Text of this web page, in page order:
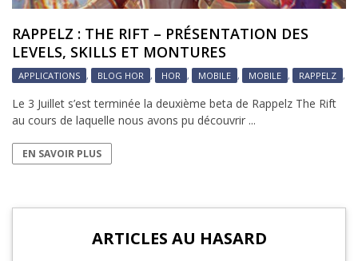
RAPPELZ : THE RIFT – PRÉSENTATION DES
LEVELS, SKILLS ET MONTURES
APPLICATIONS , BLOG HOR , HOR , MOBILE , MOBILE , RAPPELZ ,
Le 3 Juillet s’est terminée la deuxième beta de Rappelz The Rift
au cours de laquelle nous avons pu découvrir ...
EN SAVOIR PLUS
ARTICLES AU HASARD